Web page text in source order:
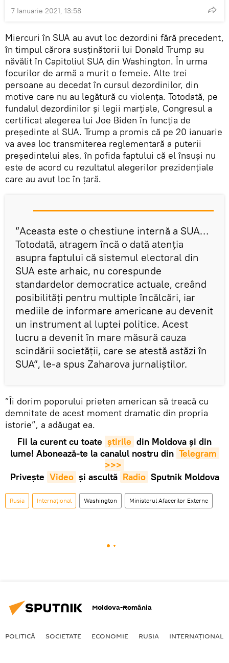
7 Ianuarie 2021, 13:58
Miercuri în SUA au avut loc dezordini fără precedent,
în timpul cărora susținătorii lui Donald Trump au
năvălit în Capitoliul SUA din Washington. În urma
focurilor de armă a murit o femeie. Alte trei
persoane au decedat în cursul dezordinilor, din
motive care nu au legătură cu violența. Totodată, pe
fundalul dezordinilor și legii marțiale, Congresul a
certificat alegerea lui Joe Biden în funcția de
președinte al SUA. Trump a promis că pe 20 ianuarie
va avea loc transmiterea reglementară a puterii
președintelui ales, în pofida faptului că el însuși nu
este de acord cu rezultatul alegerilor prezidențiale
care au avut loc în țară.
”Aceasta este o chestiune internă a SUA…
Totodată, atragem încă o dată atenția
asupra faptului că sistemul electoral din
SUA este arhaic, nu corespunde
standardelor democratice actuale, creând
posibilități pentru multiple încălcări, iar
mediile de informare americane au devenit
un instrument al luptei politice. Acest
lucru a devenit în mare măsură cauza
scindării societății, care se atestă astăzi în
SUA”, le-a spus Zaharova jurnaliștilor.
”Îi dorim poporului prieten american să treacă cu
demnitate de acest moment dramatic din propria
istorie”, a adăugat ea.
Fii la curent cu toate știrile din Moldova și din
lume! Abonează-te la canalul nostru din Telegram
>>>
Privește Video și ascultă Radio Sputnik Moldova
Rusia Internaţional Washington Ministerul Afacerilor Externe
Moldova-România
POLITICĂ SOCIETATE ECONOMIE RUSIA INTERNAŢIONAL